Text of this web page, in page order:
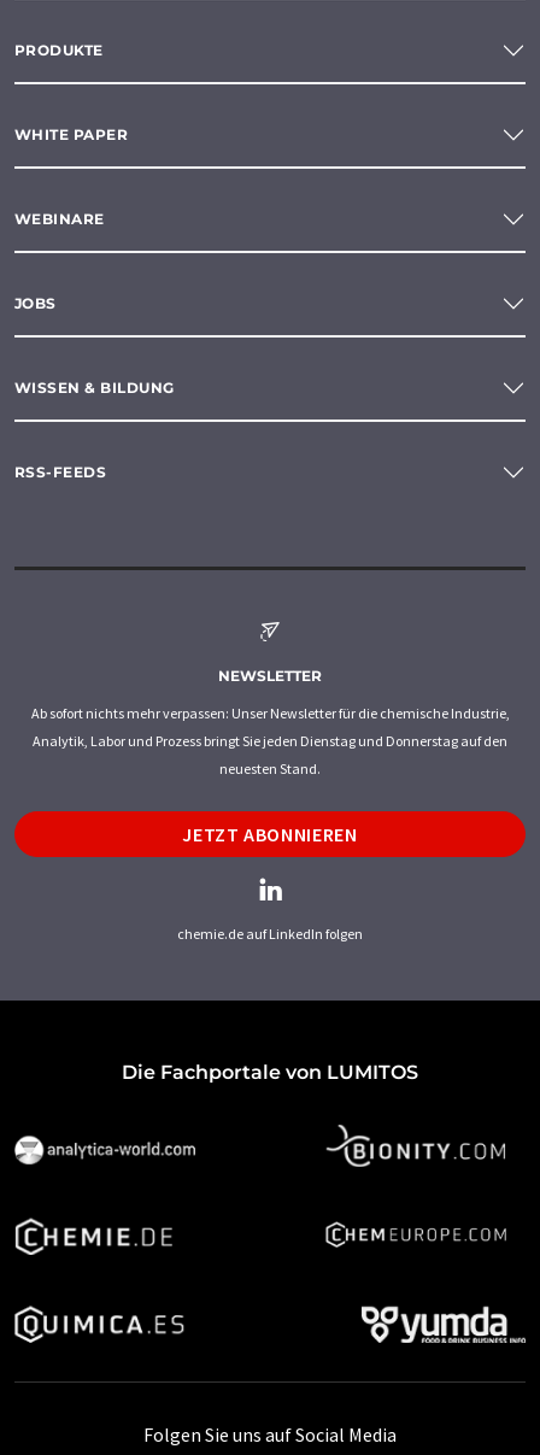
PRODUKTE
WHITE PAPER
WEBINARE
JOBS
WISSEN & BILDUNG
RSS-FEEDS
NEWSLETTER
Ab sofort nichts mehr verpassen: Unser Newsletter für die chemische Industrie,
Analytik, Labor und Prozess bringt Sie jeden Dienstag und Donnerstag auf den
neuesten Stand.
JETZT ABONNIEREN
chemie.de auf LinkedIn folgen
Die Fachportale von LUMITOS
Folgen Sie uns auf Social Media